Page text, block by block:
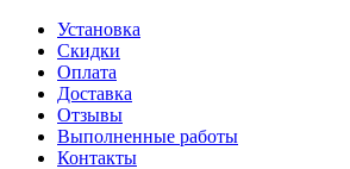
Установка
Скидки
Оплата
Доставка
Отзывы
Выполненные работы
Контакты